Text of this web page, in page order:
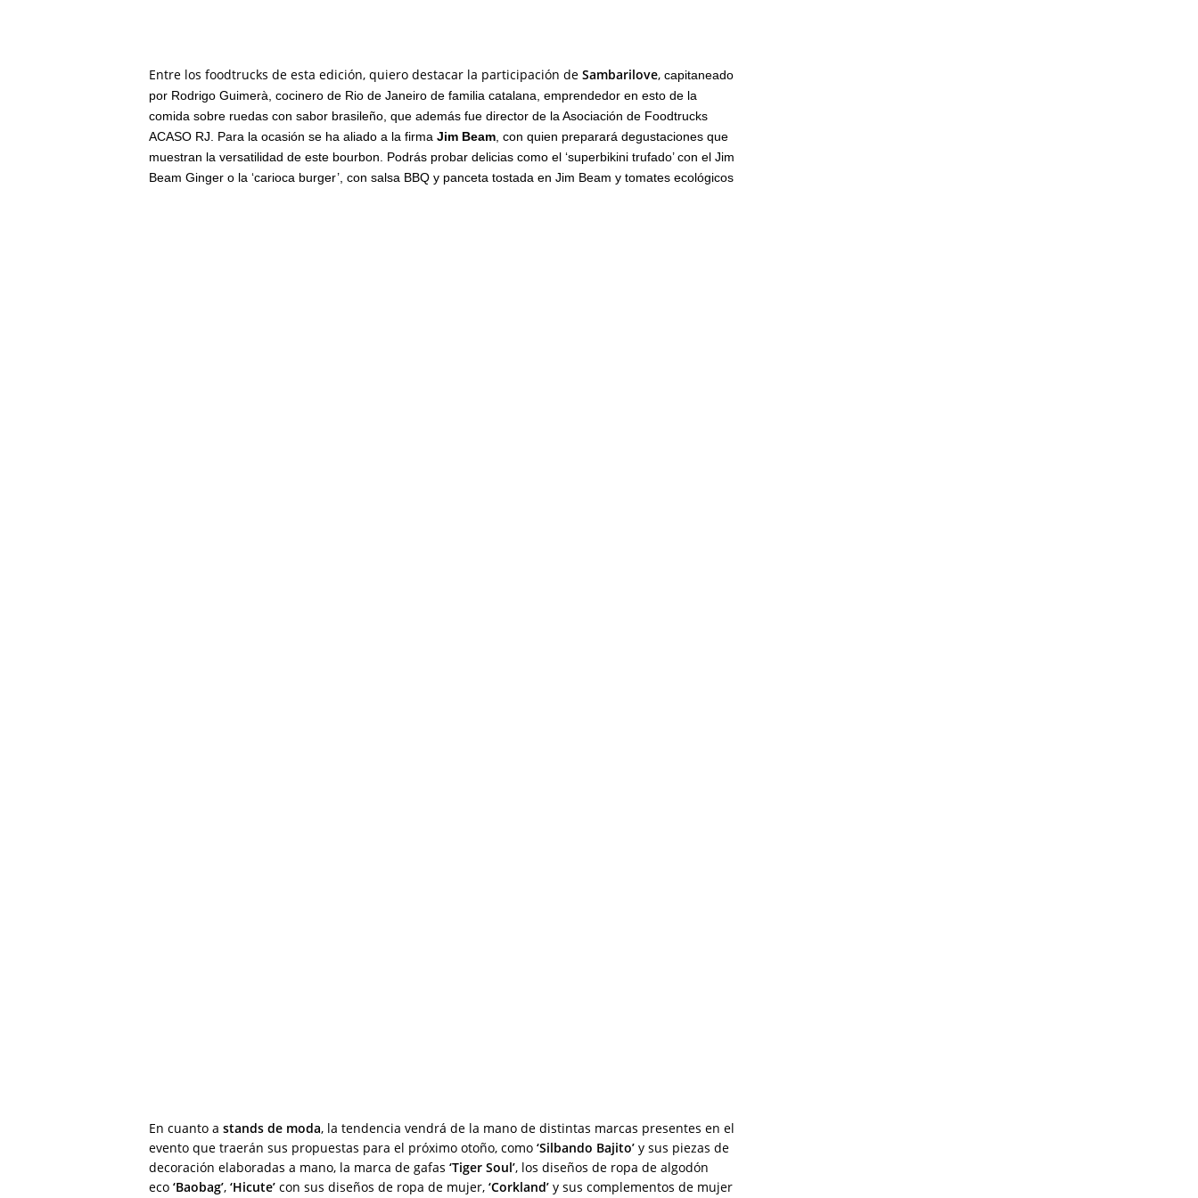
Entre los foodtrucks de esta edición, quiero destacar la participación de Sambarilove, capitaneado
por Rodrigo Guimerà, cocinero de Rio de Janeiro de familia catalana, emprendedor en esto de la
comida sobre ruedas con sabor brasileño, que además fue director de la Asociación de Foodtrucks
ACASO RJ. Para la ocasión se ha aliado a la firma Jim Beam , con quien preparará degustaciones que
muestran la versatilidad de este bourbon. Podrás probar delicias como el ‘superbikini trufado’ con el Jim
Beam Ginger o la ‘carioca burger’, con salsa BBQ y panceta tostada en Jim Beam y tomates ecológicos
En cuanto a stands de moda, la tendencia vendrá de la mano de distintas marcas presentes en el
evento que traerán sus propuestas para el próximo otoño, como ‘Silbando Bajito’ y sus piezas de
decoración elaboradas a mano, la marca de gafas ‘Tiger Soul’, los diseños de ropa de algodón
eco ‘Baobag’, ‘Hicute’ con sus diseños de ropa de mujer, ‘Corkland’ y sus complementos de mujer